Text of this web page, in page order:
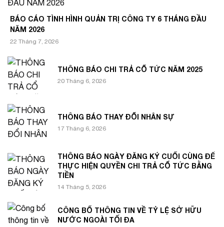
BÁO CÁO TÌNH HÌNH QUẢN TRỊ CÔNG TY 6 THÁNG ĐẦU
NĂM 2026
22 Tháng 7, 2026
THÔNG BÁO CHI TRẢ CỔ TỨC NĂM 2025
20 Tháng 6, 2026
THÔNG BÁO THAY ĐỔI NHÂN SỰ
17 Tháng 6, 2026
THÔNG BÁO NGÀY ĐĂNG KÝ CUỐI CÙNG ĐỂ
THỰC HIỆN QUYỀN CHI TRẢ CỔ TỨC BẰNG
TIỀN
14 Tháng 5, 2026
CÔNG BỐ THÔNG TIN VỀ TỶ LỆ SỞ HỮU
NƯỚC NGOÀI TỐI ĐA